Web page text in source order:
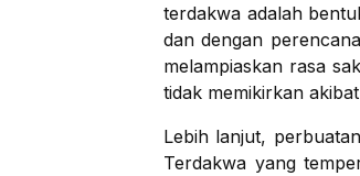
terdakwa adalah
dan dengan
melampiaskan rasa
tidak memikirkan
Lebih lanjut,
Terdakwa yang